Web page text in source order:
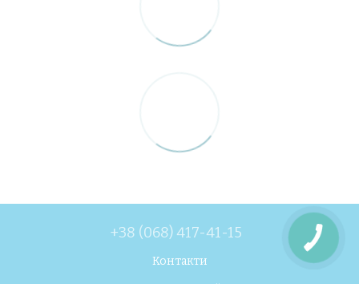
+38 (068) 417-41-15
Контакти